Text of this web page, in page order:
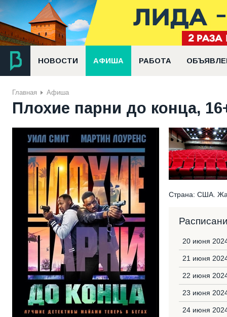
НОВОСТИ АФИША РАБОТА
Главная Афиша
Плохие парни до конца,
Страна: США.
20 июня
21 июня
22 июня
23 июня
24 июня